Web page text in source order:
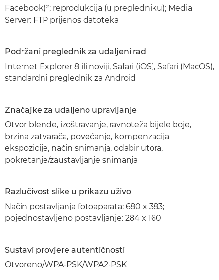
Facebook)²; reprodukcija (u pregledniku); Media
Server; FTP prijenos datoteka
Podržani preglednik za udaljeni rad
Internet Explorer 8 ili noviji, Safari (iOS), Safari (MacOS),
standardni preglednik za Android
Značajke za udaljeno upravljanje
Otvor blende, izoštravanje, ravnoteža bijele boje,
brzina zatvarača, povećanje, kompenzacija
ekspozicije, način snimanja, odabir utora,
pokretanje/zaustavljanje snimanja
Razlučivost slike u prikazu uživo
Način postavljanja fotoaparata: 680 x 383;
pojednostavljeno postavljanje: 284 x 160
Sustavi provjere autentičnosti
Otvoreno/WPA-PSK/WPA2-PSK